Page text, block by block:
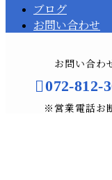
ブログ
お問い合わせ
お問い合わ
072-812-
※営業電話お